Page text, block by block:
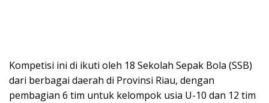
Kompetisi ini di ikuti oleh 18 Sekolah Sepak Bola (SSB)
dari berbagai daerah di Provinsi Riau, dengan
pembagian 6 tim untuk kelompok usia U-10 dan 12 tim